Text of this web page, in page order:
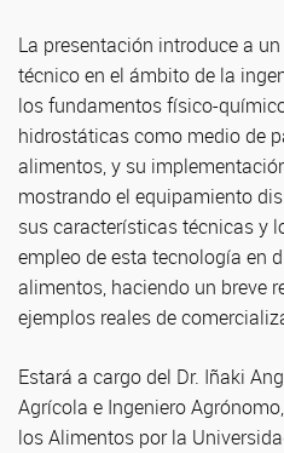
La presentación introduce a
técnico en el ámbito de la
los fundamentos físico-
hidrostáticas como medio de
alimentos, y su
mostrando el equipamiento
sus características técnicas y
empleo de esta tecnología en
alimentos, haciendo un breve
ejemplos reales de
Estará a cargo del Dr. Iñaki
Agrícola e Ingeniero
los Alimentos por la